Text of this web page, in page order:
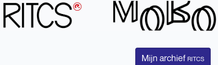
Mijn archief RITCS